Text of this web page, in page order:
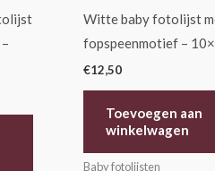
Witte baby fotolijst
fopspeenmotief –
€12,50
Toevoegen aan
winkelwagen
Baby fotolijsten